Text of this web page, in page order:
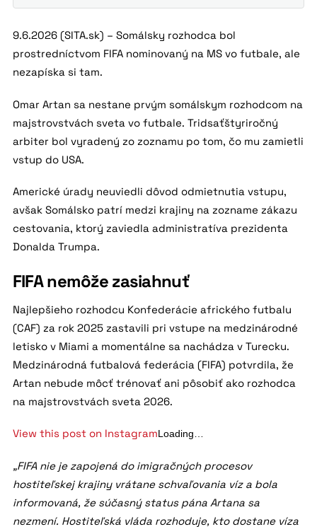
9.6.2026 (SITA.sk) – Somálsky rozhodca bol
prostredníctvom FIFA nominovaný na MS vo futbale, ale
nezapíska si tam.
Omar Artan sa nestane prvým somálskym rozhodcom na
majstrovstvách sveta vo futbale. Tridsaťštyriročný
arbiter bol vyradený zo zoznamu po tom, čo mu zamietli
vstup do USA.
Americké úrady neuviedli dôvod odmietnutia vstupu,
avšak Somálsko patrí medzi krajiny na zozname zákazu
cestovania, ktorý zaviedla administratíva prezidenta
Donalda Trumpa.
FIFA nemôže zasiahnuť
Najlepšieho rozhodcu Konfederácie afrického futbalu
(CAF) za rok 2025 zastavili pri vstupe na medzinárodné
letisko v Miami a momentálne sa nachádza v Turecku.
Medzinárodná futbalová federácia (FIFA) potvrdila, že
Artan nebude môcť trénovať ani pôsobiť ako rozhodca
na majstrovstvách sveta 2026.
View this post on InstagramLoading…
„FIFA nie je zapojená do imigračných procesov
hostiteľskej krajiny vrátane schvaľovania víz a bola
informovaná, že súčasný status pána Artana sa
nezmení. Hostiteľská vláda rozhoduje, kto dostane víza